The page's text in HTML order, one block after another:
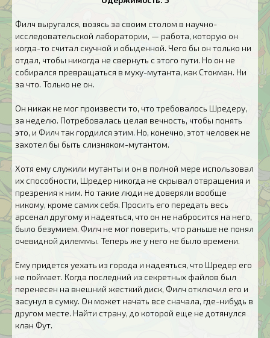
Филч выругался, возясь за своим столом в научно-
исследовательской лаборатории, — работа, которую он
когда-то считал скучной и обыденной. Чего бы он только ни
отдал, чтобы никогда не свернуть с этого пути. Но он не
собирался превращаться в муху-мутанта, как Стокман. Ни
за что. Только не он.
Он никак не мог произвести то, что требовалось Шредеру,
за неделю. Потребовалась целая вечность, чтобы понять
это, и Филч так гордился этим. Но, конечно, этот человек не
захотел бы быть слизняком-мутантом.
Хотя ему служили мутанты и он в полной мере использовал
их способности, Шредер никогда не скрывал отвращения и
презрения к ним. Но такие люди не доверяли вообще
никому, кроме самих себя. Просить его передать весь
арсенал другому и надеяться, что он не набросится на него,
было безумием. Филч не мог поверить, что раньше не понял
очевидной дилеммы. Теперь же у него не было времени.
Ему придется уехать из города и надеяться, что Шредер его
не поймает. Когда последний из секретных файлов был
перенесен на внешний жесткий диск, Филч отключил его и
засунул в сумку. Он может начать все сначала, где-нибудь в
другом месте. Найти страну, до которой еще не дотянулся
клан Фут.